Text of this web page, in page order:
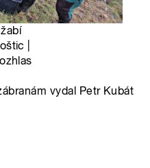
|
vydal Petr Kubát